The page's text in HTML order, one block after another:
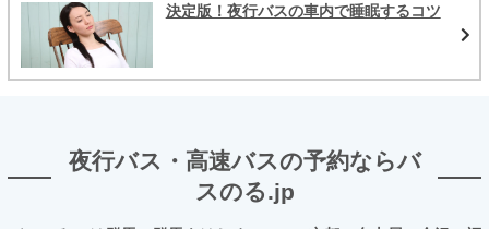
決定版！夜行バスの車内で睡眠するコツ
夜行バス・高速バスの予約ならバ
スのる.jp